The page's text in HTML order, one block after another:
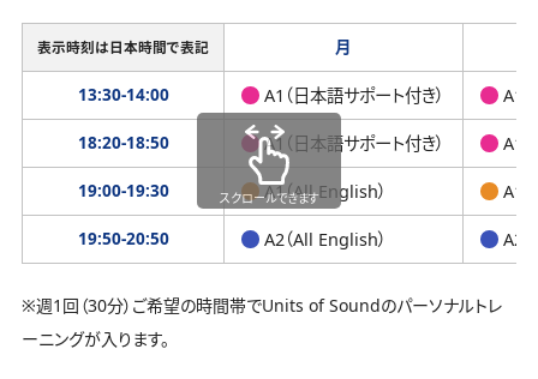
表示時刻は日本時間で表記 月
13:30-14:00 A1（日本語サポート付き） A1
18:20-18:50 A1（日本語サポート付き） A1
19:00-19:30 A1（All English） A1
19:50-20:50 A2（All English） A2
スクロールできます
※週1回（30分）ご希望の時間帯でUnits of Soundのパーソナルトレ
ーニングが入ります。